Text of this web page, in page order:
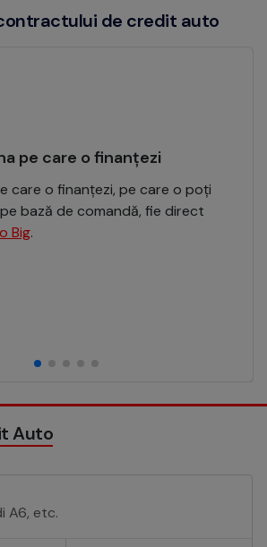
de credit auto
pe care o finanțezi
care o finanțezi, pe care o poți
bază de comandă, fie direct
Big.
Auto